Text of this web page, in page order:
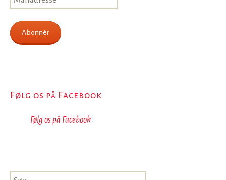
Abonnér
Følg os på Facebook
Følg os på Facebook
Søg